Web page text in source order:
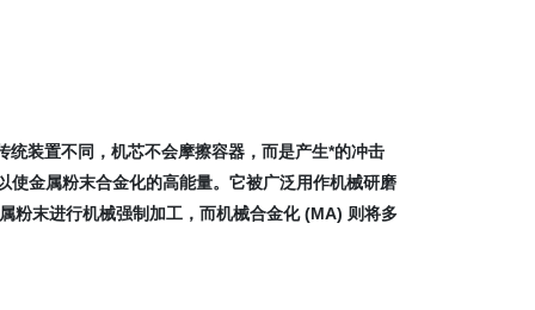
统装置不同，机芯不会摩擦容器，而是产生*的冲击
使金属粉末合金化的高能量。 它被广泛用作机械研磨
粉末进行机械强制加工，而机械合金化 (MA) 则将多